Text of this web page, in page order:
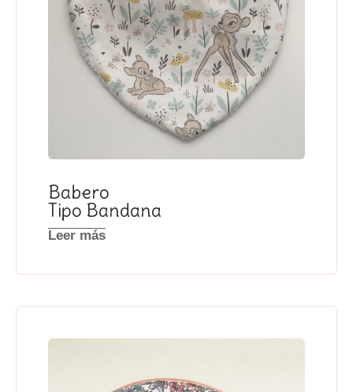
Babero
Tipo Bandana
Leer más